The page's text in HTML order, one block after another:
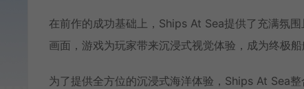
在前作的成功基础上，Ships At Sea提供了充满氛
画面，游戏为玩家带来沉浸式视觉体验，成为终极
为了提供全方位的沉浸式海洋体验，Ships At Sea